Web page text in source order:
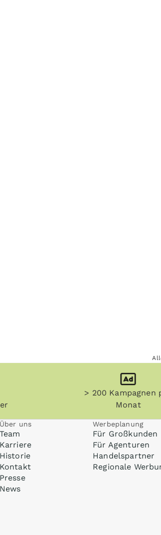
> 200 Kampagnen
Monat
Über uns
Team
Karriere
Historie
Kontakt
Presse
News
Werbeplanung
Für Großkunden
Für Agenturen
Handelspartner
Regionale